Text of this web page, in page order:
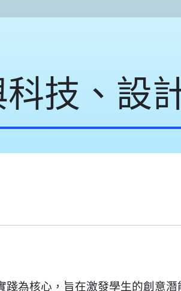
技、設
踐為核心，旨在激發學生的創意